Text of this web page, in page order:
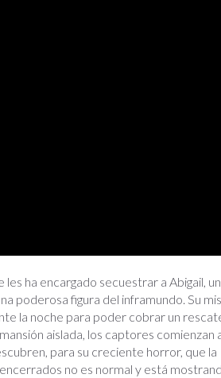
ha encargado secuestrar a Abigail,
poderosa figura del inframundo. Su
la noche para poder cobrar un
aislada, los captores comienzan
para su creciente horror, que la
no es normal y está